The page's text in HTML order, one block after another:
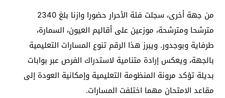
من جهة أخرى، سجلت فئة الأحرار حضورا وازنا بلغ 2340
مترشحا ومترشحة، موزعين على أقاليم العيون، السمارة،
طرفاية وبوجدور. ويبرز هذا الرقم تنوع المسارات التعليمية
بالجهة، ويعكس إرادة متنامية لاستدراك الفرص عبر بوابات
بديلة تؤكد مرونة المنظومة التعليمية وإمكانية العودة إلى
مقاعد الامتحان مهما اختلفت المسارات.